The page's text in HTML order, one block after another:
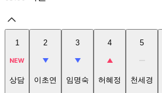
1
상담
2
이초연
3
임명숙
4
허혜정
5
천세경